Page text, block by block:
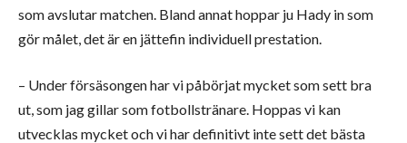
som avslutar matchen. Bland annat hoppar ju Hady in som
gör målet, det är en jättefin individuell prestation.
– Under försäsongen har vi påbörjat mycket som sett bra
ut, som jag gillar som fotbollstränare. Hoppas vi kan
utvecklas mycket och vi har definitivt inte sett det bästa